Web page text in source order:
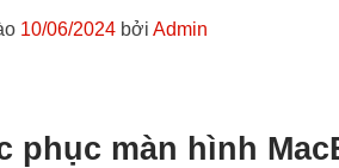
10/06/2024 bởi Admin
phục màn hình